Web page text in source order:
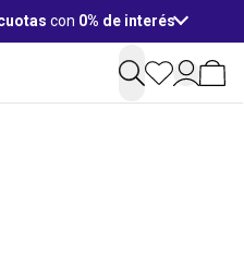
con 0% de interés